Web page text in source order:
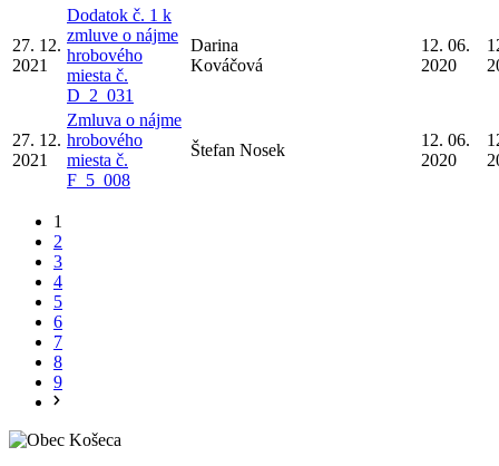
27. 12.
2021
Dodatok č. 1 k
zmluve o nájme
hrobového
miesta č.
D_2_031
Darina
Kováčová
12. 06.
2020
27. 12.
2021
Zmluva o nájme
hrobového
miesta č.
F_5_008
Štefan Nosek
12. 06.
2020
1
2
3
4
5
6
7
8
9